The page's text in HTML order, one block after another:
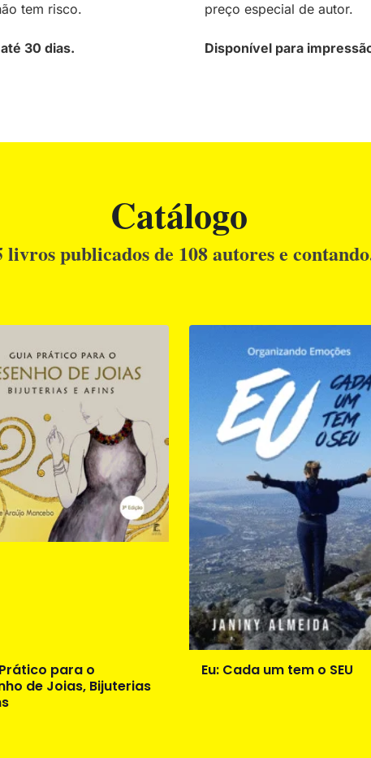
tem risco.
30 dias.
preço especial de autor.
Disponível para
Catálogo
livros publicados de 108 autores e
para o
de Joias, Bijuterias
Eu: Cada um tem o SEU